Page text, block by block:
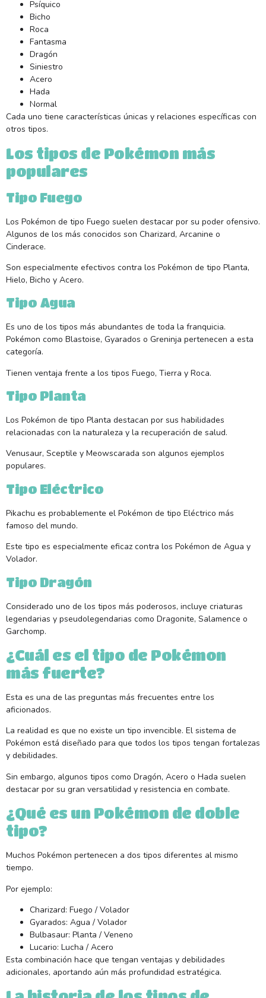
Psíquico
Bicho
Roca
Fantasma
Dragón
Siniestro
Acero
Hada
Normal
Cada uno tiene características únicas y relaciones específicas con
otros tipos.
Los tipos de Pokémon más
populares
Tipo Fuego
Los Pokémon de tipo Fuego suelen destacar por su poder ofensivo.
Algunos de los más conocidos son Charizard, Arcanine o
Cinderace.
Son especialmente efectivos contra los Pokémon de tipo Planta,
Hielo, Bicho y Acero.
Tipo Agua
Es uno de los tipos más abundantes de toda la franquicia.
Pokémon como Blastoise, Gyarados o Greninja pertenecen a esta
categoría.
Tienen ventaja frente a los tipos Fuego, Tierra y Roca.
Tipo Planta
Los Pokémon de tipo Planta destacan por sus habilidades
relacionadas con la naturaleza y la recuperación de salud.
Venusaur, Sceptile y Meowscarada son algunos ejemplos
populares.
Tipo Eléctrico
Pikachu es probablemente el Pokémon de tipo Eléctrico más
famoso del mundo.
Este tipo es especialmente eficaz contra los Pokémon de Agua y
Volador.
Tipo Dragón
Considerado uno de los tipos más poderosos, incluye criaturas
legendarias y pseudolegendarias como Dragonite, Salamence o
Garchomp.
¿Cuál es el tipo de Pokémon
más fuerte?
Esta es una de las preguntas más frecuentes entre los
aficionados.
La realidad es que no existe un tipo invencible. El sistema de
Pokémon está diseñado para que todos los tipos tengan fortalezas
y debilidades.
Sin embargo, algunos tipos como Dragón, Acero o Hada suelen
destacar por su gran versatilidad y resistencia en combate.
¿Qué es un Pokémon de doble
tipo?
Muchos Pokémon pertenecen a dos tipos diferentes al mismo
tiempo.
Por ejemplo:
Charizard: Fuego / Volador
Gyarados: Agua / Volador
Bulbasaur: Planta / Veneno
Lucario: Lucha / Acero
Esta combinación hace que tengan ventajas y debilidades
adicionales, aportando aún más profundidad estratégica.